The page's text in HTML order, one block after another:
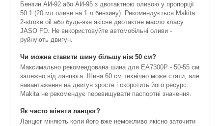
Бензин АИ-92 або АИ-95 з двотактною оливою у пропорції
50:1 (20 мл оливи на 1 л бензину). Рекомендується Makita
2-stroke oil або будь-яке якісне двотактне масло класу
JASO FD. Не використовуйте автомобільні оливи -
руйнують двигун.
Чи можна ставити шину більшу ніж 50 см?
Максимально рекомендована шина для EA7300P - 50-55 см
залежно від ланцюга. Шина 60 см технічно може стати, але
навантаження на двигун зросте і скоротить його ресурс.
Makita не рекомендує перевищувати паспортні значення.
Як часто міняти ланцюг?
Ланцюг міняють коли його вже неможливо якісно заточити